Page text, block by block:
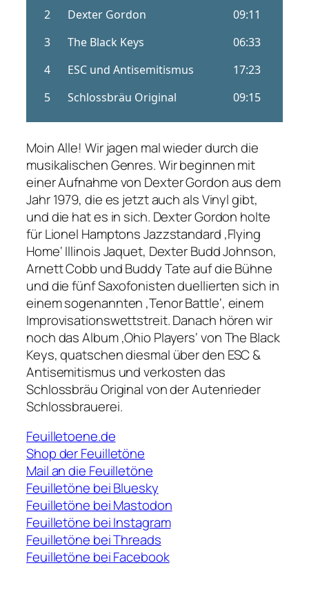
Moin Alle! Wir jagen mal wieder durch die
musikalischen Genres. Wir beginnen mit
einer Aufnahme von Dexter Gordon aus dem
Jahr 1979, die es jetzt auch als Vinyl gibt,
und die hat es in sich. Dexter Gordon holte
für Lionel Hamptons Jazzstandard ‚Flying
Home‘ Illinois Jaquet, Dexter Budd Johnson,
Arnett Cobb und Buddy Tate auf die Bühne
und die fünf Saxofonisten duellierten sich in
einem sogenannten ‚Tenor Battle‘, einem
Improvisationswettstreit. Danach hören wir
noch das Album ‚Ohio Players‘ von The Black
Keys, quatschen diesmal über den ESC &
Antisemitismus und verkosten das
Schlossbräu Original von der Autenrieder
Schlossbrauerei.
Feuilletoene.de
Shop der Feuilletöne
Mail an die Feuilletöne
Feuilletöne bei Bluesky
Feuilletöne bei Mastodon
Feuilletöne bei Instagram
Feuilletöne bei Threads
Feuilletöne bei Facebook